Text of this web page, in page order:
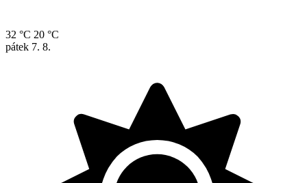
32 °C 20 °C
pátek 7. 8.